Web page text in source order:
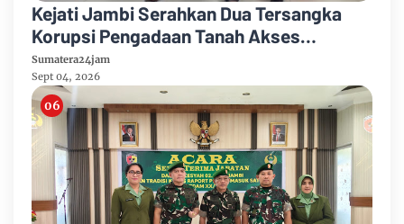
Kejati Jambi Serahkan Dua Tersangka
Korupsi Pengadaan Tanah Akses
Pelabuhan Ujung Jabung Ke Penuntut
Umum
Sumatera24jam
Sept 04, 2026